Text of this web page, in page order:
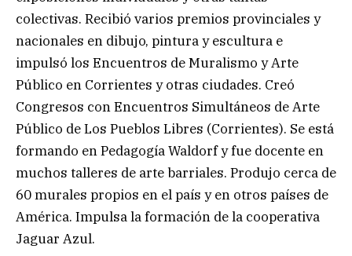
colectivas. Recibió varios premios provinciales y
nacionales en dibujo, pintura y escultura e
impulsó los Encuentros de Muralismo y Arte
Público en Corrientes y otras ciudades. Creó
Congresos con Encuentros Simultáneos de Arte
Público de Los Pueblos Libres (Corrientes). Se está
formando en Pedagogía Waldorf y fue docente en
muchos talleres de arte barriales. Produjo cerca de
60 murales propios en el país y en otros países de
América. Impulsa la formación de la cooperativa
Jaguar Azul.